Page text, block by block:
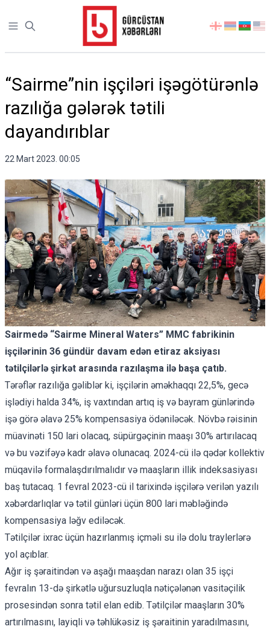
Open sidebar
აირჩიეთ
“Sairme”nin işçiləri işəgötürənlə
razılığa gələrək tətili
dayandırıblar
22 Mart 2023. 00:05
Sairmedə “Sairme Mineral Waters” MMC fabrikinin
işçilərinin 36 gündür davam edən etiraz aksiyası
tətilçilərlə şirkət arasında razılaşma ilə başa çatıb.
Tərəflər razılığa gəliblər ki, işçilərin əməkhaqqı 22,5%, gecə
işlədiyi halda 34%, iş vaxtından artıq iş və bayram günlərində
işə görə əlavə 25% kompensasiya ödəniləcək. Növbə rəisinin
müavinəti 150 lari olacaq, süpürgəçinin maaşı 30% artırılacaq
və bu vəzifəyə kadr əlavə olunacaq. 2024-cü ilə qədər kollektiv
müqavilə formalaşdırılmalıdır və maaşların illik indeksasiyası
baş tutacaq. 1 fevral 2023-cü il tarixində işçilərə verilən yazılı
xəbərdarlıqlar və tətil günləri üçün 800 lari məbləğində
kompensasiya ləğv ediləcək.
Tətilçilər ixrac üçün hazırlanmış içməli su ilə dolu traylerlərə
yol açıblar.
Ağır iş şəraitindən və aşağı maaşdan narazı olan 35 işçi
fevralın 13-də şirkətlə uğursuzluqla nətiçələnən vasitəçilik
prosesindən sonra tətil elan edib. Tətilçilər maaşların 30%
artırılmasını, layiqli və təhlükəsiz iş şəraitinin yaradılmasını,